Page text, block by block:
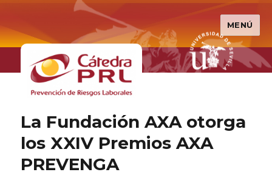
Cátedra PRL
MENÚ
La Fundación AXA otorga
los XXIV Premios AXA
PREVENGA